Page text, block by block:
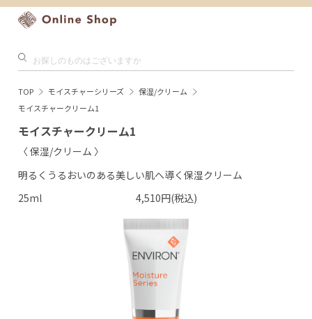
TOP モイスチャーシリーズ
保湿/クリーム
モイスチャークリーム1
モイスチャークリーム1
〈 保湿/クリーム 〉
明るくうるおいのある美しい肌へ導く保湿クリーム
25ml
4,510円(税込)